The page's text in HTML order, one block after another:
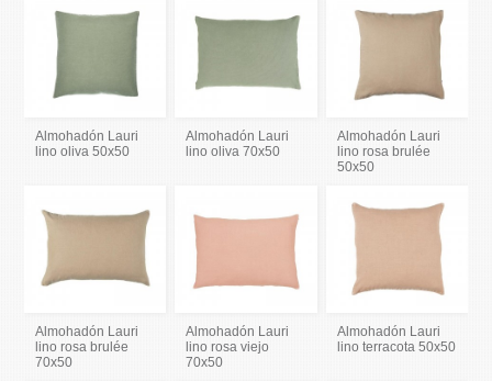
Almohadón Lauri
lino oliva 50x50
Almohadón Lauri
lino oliva 70x50
Almohadón Lauri
lino rosa brulée
50x50
Almohadón Lauri
lino rosa brulée
70x50
Almohadón Lauri
lino rosa viejo
70x50
Almohadón Lauri
lino terracota 50x50